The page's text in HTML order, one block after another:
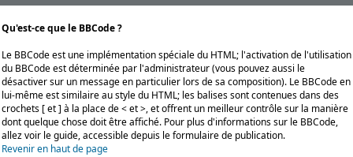
Qu'est-ce que le BBCode ?
Le BBCode est une implémentation spéciale du HTML; l'activation de l'utilisation
du BBCode est déterminée par l'administrateur (vous pouvez aussi le
désactiver sur un message en particulier lors de sa composition). Le BBCode en
lui-même est similaire au style du HTML; les balises sont contenues dans des
crochets [ et ] à la place de < et >, et offrent un meilleur contrôle sur la manière
dont quelque chose doit être affiché. Pour plus d'informations sur le BBCode,
allez voir le guide, accessible depuis le formulaire de publication.
Revenir en haut de page